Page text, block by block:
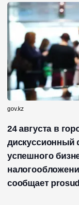
gov.kz
24 августа в
дискуссионный
успешного
сообщает